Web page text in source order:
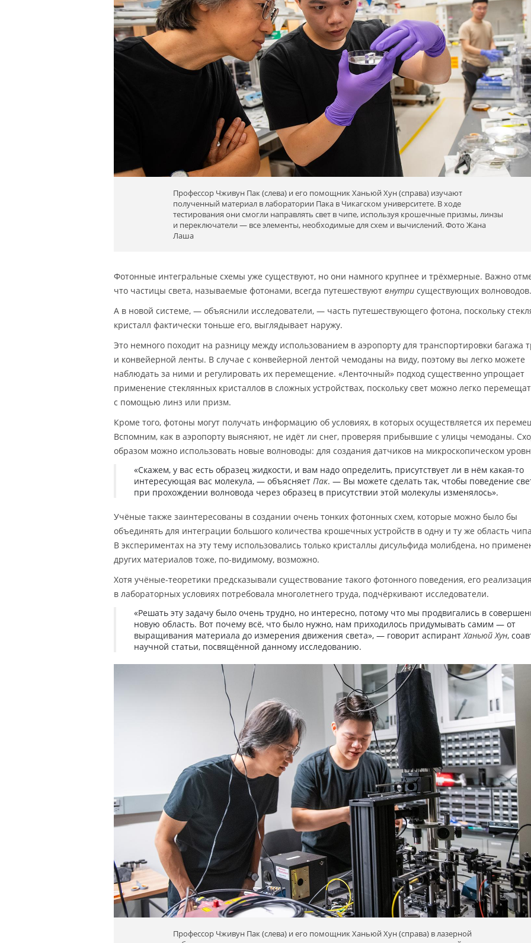
Профессор Чживун Пак (слева) и его помощник Ханьюй Хун (справа) изучают
полученный материал в лаборатории Пака в Чикагском университете. В ходе
тестирования они смогли направлять свет в чипе, используя крошечные призмы, линзы
и переключатели — все элементы, необходимые для схем и вычислений. Фото Жана
Лаша
Фотонные интегральные схемы уже существуют, но они намного крупнее и трёхмерные. Важно
что частицы света, называемые фотонами, всегда путешествуют внутри существующих волноводов.
А в новой системе, ― объяснили исследователи, ― часть путешествующего фотона, поскольку
кристалл фактически тоньше его, выглядывает наружу.
Это немного походит на разницу между использованием в аэропорту для транспортировки багажа
и конвейерной ленты. В случае с конвейерной лентой чемоданы на виду, поэтому вы легко можете
наблюдать за ними и регулировать их перемещение. «Ленточный» подход существенно упрощает
применение стеклянных кристаллов в сложных устройствах, поскольку свет можно легко
с помощью линз или призм.
Кроме того, фотоны могут получать информацию об условиях, в которых осуществляется их
Вспомним, как в аэропорту выясняют, не идёт ли снег, проверяя прибывшие с улицы чемоданы.
образом можно использовать новые волноводы: для создания датчиков на микроскопическом
«Скажем, у вас есть образец жидкости, и вам надо определить, присутствует ли в нём какая-то
интересующая вас молекула, — объясняет Пак. — Вы можете сделать так, чтобы поведение
при прохождении волновода через образец в присутствии этой молекулы изменялось».
Учёные также заинтересованы в создании очень тонких фотонных схем, которые можно было бы
объединять для интеграции большого количества крошечных устройств в одну и ту же область
В экспериментах на эту тему использовались только кристаллы дисульфида молибдена, но
других материалов тоже, по-видимому, возможно.
Хотя учёные-теоретики предсказывали существование такого фотонного поведения, его реализация
в лабораторных условиях потребовала многолетнего труда, подчёркивают исследователи.
«Решать эту задачу было очень трудно, но интересно, потому что мы продвигались в
новую область. Вот почему всё, что было нужно, нам приходилось придумывать самим — от
выращивания материала до измерения движения света», — говорит аспирантХаньюй Хун,
научной статьи, посвящённой данному исследованию.
Профессор Чживун Пак (слева) и его помощник Ханьюй Хун (справа) в лазерной